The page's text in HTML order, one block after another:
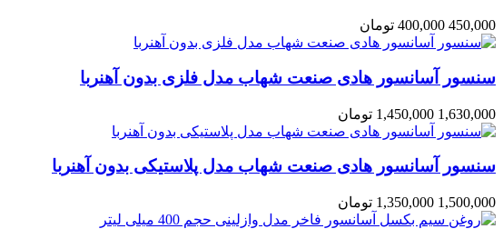
450,000 400,000 تومان
سنسور آسانسور هادی صنعت شهاب مدل فلزی بدون آهنربا
1,630,000 1,450,000 تومان
سنسور آسانسور هادی صنعت شهاب مدل پلاستیکی بدون آهنربا
1,500,000 1,350,000 تومان